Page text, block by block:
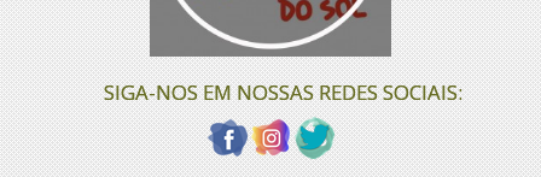
SIGA-NOS EM NOSSAS REDES SOCIAIS: